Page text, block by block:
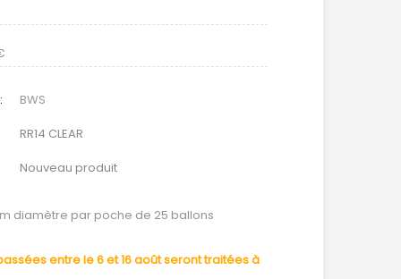
BWS
RR14 CLEAR
Nouveau produit
diamètre par poche de 25 ballons
entre le 6 et 16 août seront traitées à